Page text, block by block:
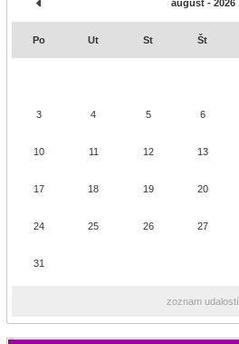
august - 2026
Po Ut St Št
3 4 5 6
10 11 12 13
17 18 19 20
24 25 26 27
31
zoznam udalostí